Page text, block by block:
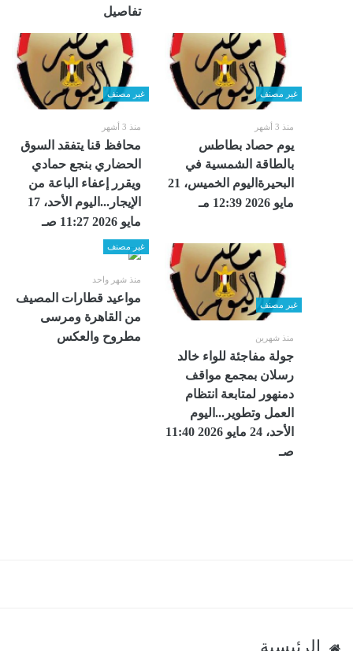
تفاصيل
غير مصنف
منذ 3 أشهر
يوم حصاد بطاطس
بالطاقة الشمسية في
البحيرةاليوم الخميس، 21
مايو 2026 12:39 مـ
غير مصنف
منذ 3 أشهر
محافظ قنا يتفقد السوق
الحضاري بنجع حمادي
ويقرر إعفاء الباعة من
الإيجار...اليوم الأحد، 17
مايو 2026 11:27 صـ
غير مصنف
منذ شهرين
جولة مفاجئة للواء خالد
رسلان بمجمع مواقف
دمنهور لمتابعة انتظام
العمل وتطوير...اليوم
الأحد، 24 مايو 2026 11:40
صـ
غير مصنف
منذ شهر واحد
مواعيد قطارات المصيف
من القاهرة ومرسى
مطروح والعكس
الرئيسية